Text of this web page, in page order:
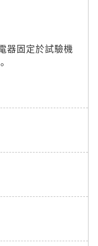
器固定於試驗機